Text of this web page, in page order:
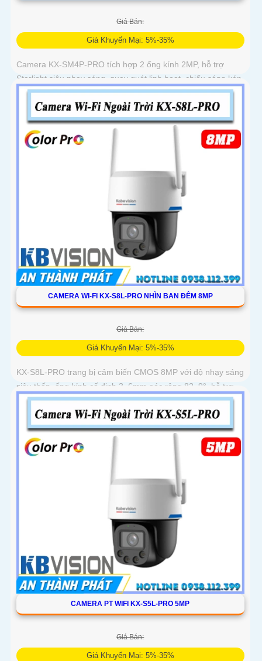
Giá Bán:
Giá Khuyến Mại: 5%-35%
Camera KX-SM4P-PRO tích hợp 2 ống kính 2MP, hỗ trợ
Starlight siêu nhạy sáng, quay quét linh hoạt, chiếu sáng kép
thông minh và LED ánh sáng ấm 30m. Công nghệ AI-ISP kết
hợp cảm biến lớn tối ưu hình ảnh ban đêm
CAMERA WI-FI KX-S8L-PRO NHÌN BAN ĐÊM 8MP
Giá Bán:
Giá Khuyến Mại: 5%-35%
KX-S8L-PRO trang bị cảm biến CMOS 8MP với độ nhạy sáng
siêu thấp, ống kính cố định 3. 6mm góc rộng 82. 9°, hỗ trợ
quay quét tự động, Auto Tracking theo dõi đối tượng
CAMERA PT WIFI KX-S5L-PRO 5MP
Giá Bán:
Giá Khuyến Mại: 5%-35%